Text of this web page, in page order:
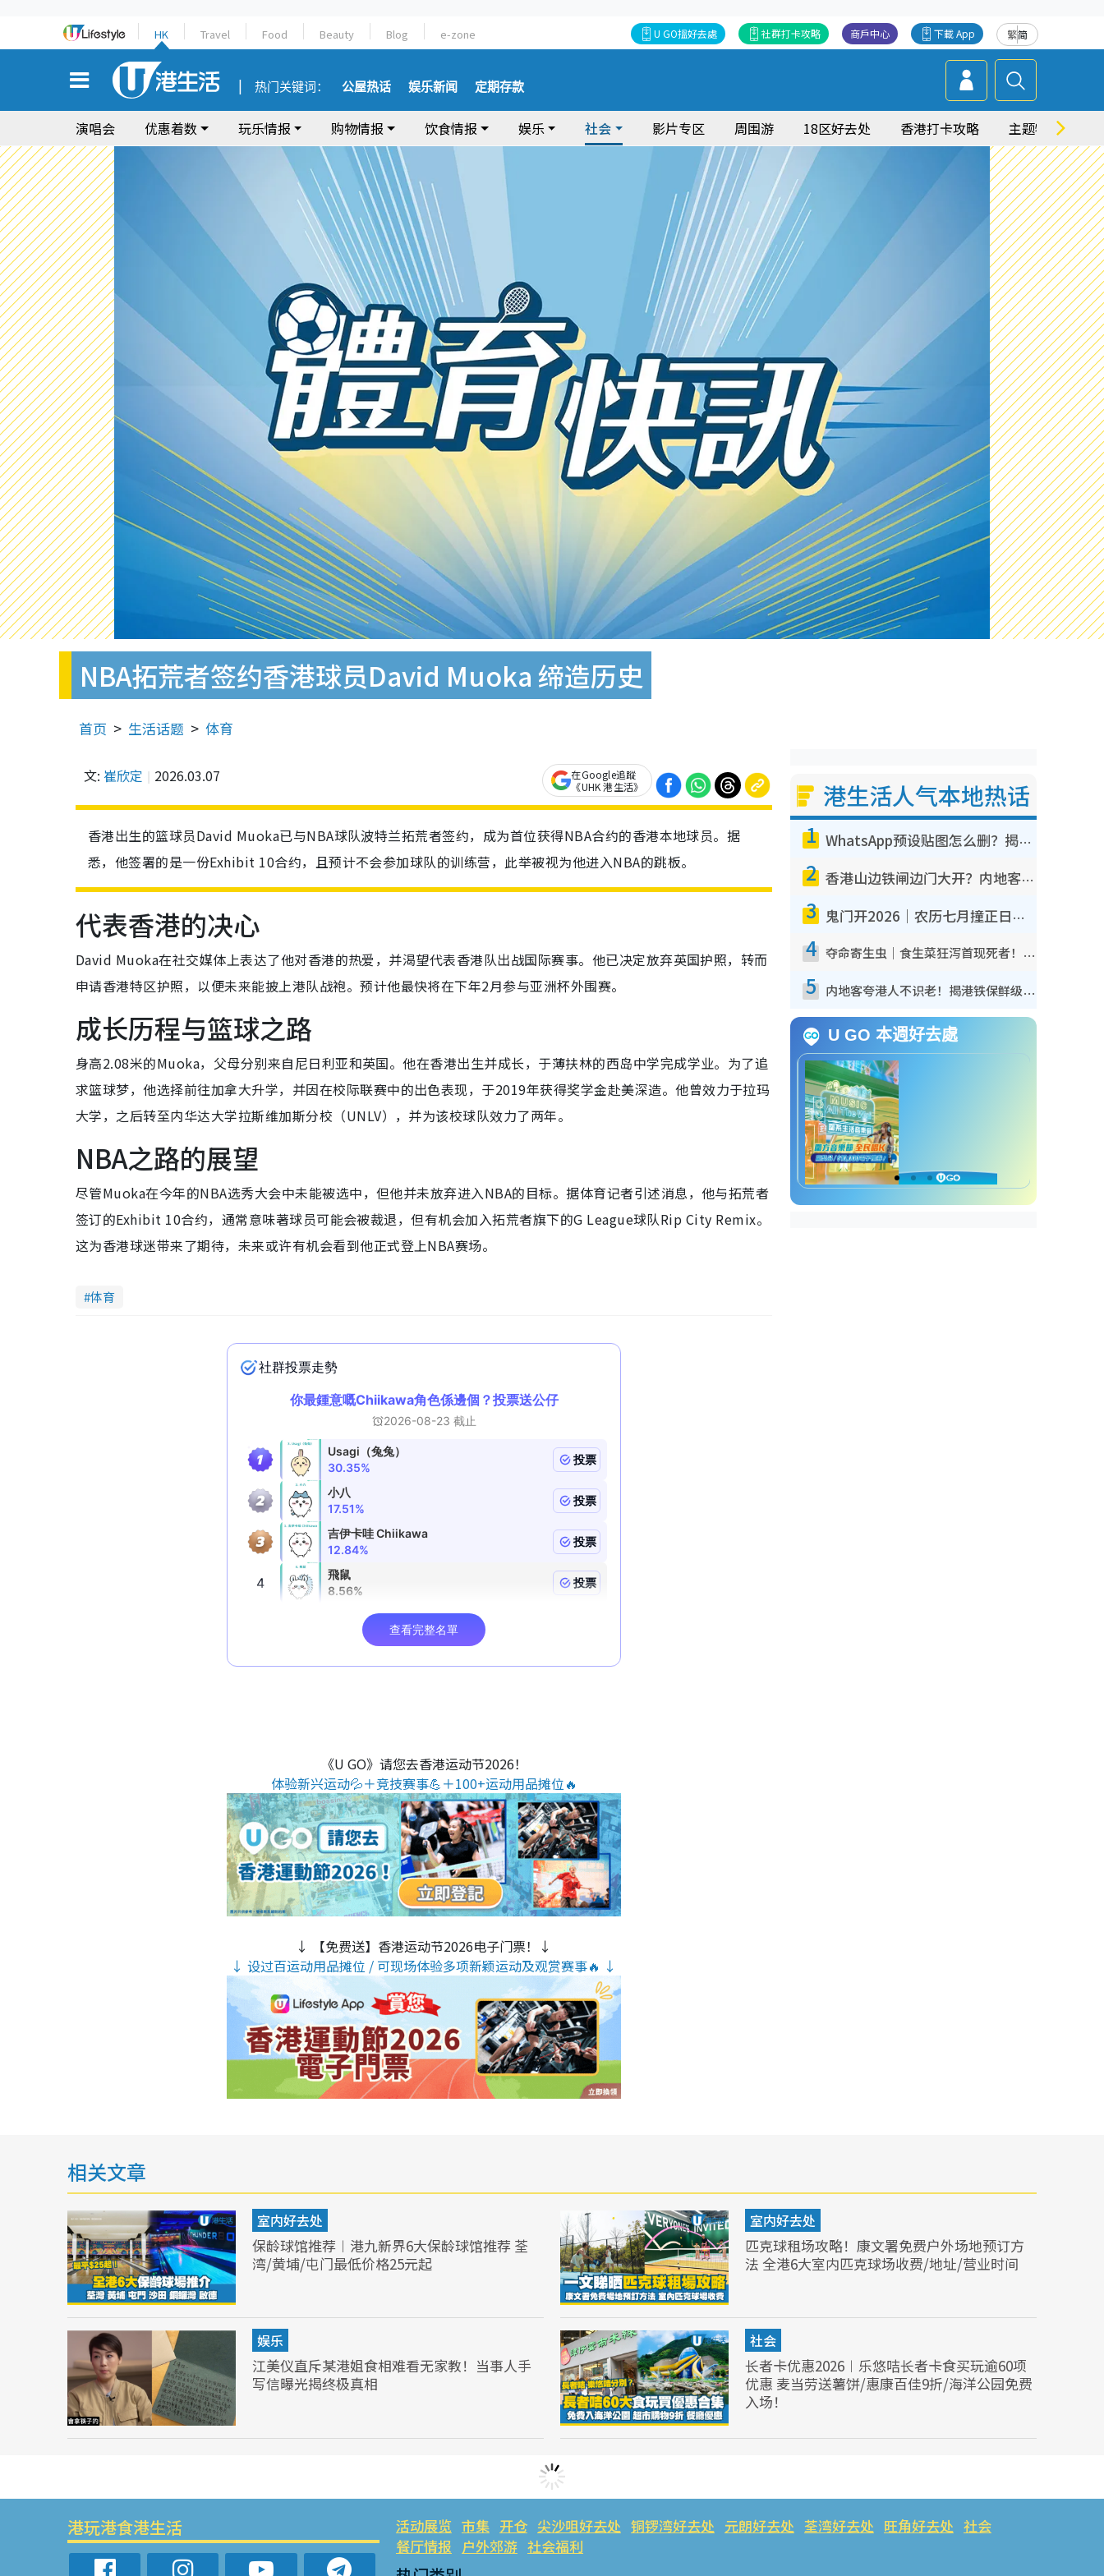
HK Travel Food Beauty Blog e-zone 繁简
下載 App
商戶中心
社群打卡攻略
U GO搵好去處
热门关键词： 公屋热话 娱乐新闻 定期存款
演唱会 优惠着数 玩乐情报 购物情报 饮食情报 娱乐 社会 影片专区 周围游 18区好去处 香港打卡攻略 主题特集
NBA拓荒者签约香港球员David Muoka 缔造历史
首页 生活话题 体育
文: 崔欣定 2026.03.07
在Google追蹤
《UHK 港生活》
香港出生的篮球员David Muoka已与NBA球队波特兰拓荒者签约，成为首位获得NBA合约的香港本地球员。据
悉，他签署的是一份Exhibit 10合约，且预计不会参加球队的训练营，此举被视为他进入NBA的跳板。
代表香港的决心
David Muoka在社交媒体上表达了他对香港的热爱，并渴望代表香港队出战国际赛事。他已决定放弃英国护照，转而
申请香港特区护照，以便未来能披上港队战袍。预计他最快将在下年2月参与亚洲杯外围赛。
成长历程与篮球之路
身高2.08米的Muoka，父母分别来自尼日利亚和英国。他在香港出生并成长，于薄扶林的西岛中学完成学业。为了追
求篮球梦，他选择前往加拿大升学，并因在校际联赛中的出色表现，于2019年获得奖学金赴美深造。他曾效力于拉玛
大学，之后转至内华达大学拉斯维加斯分校（UNLV），并为该校球队效力了两年。
NBA之路的展望
尽管Muoka在今年的NBA选秀大会中未能被选中，但他并未放弃进入NBA的目标。据体育记者引述消息，他与拓荒者
签订的Exhibit 10合约，通常意味著球员可能会被裁退，但有机会加入拓荒者旗下的G League球队Rip City Remix。
这为香港球迷带来了期待，未来或许有机会看到他正式登上NBA赛场。
体育
《U GO》请您去香港运动节2026！
体验新兴运动💦＋竞技赛事💪＋100+运动用品摊位🔥
↓ 【免费送】香港运动节2026电子门票！↓
↓ 设过百运动用品摊位 / 可现场体验多项新颖运动及观赏赛事🔥 ↓
港生活人气本地热话
1 WhatsApp预设贴图怎么删？揭秘1招“反向操作”还原简洁界面 附3步实测教程
2 香港山边铁闸边门大开？内地客困惑意义何在！网友神回复：这种叫法理性防御
3 鬼门开2026｜农历七月撞正日全食特别邪？专家警告切忌做一事！揭4大禁忌+2招保平安
4 夺命寄生虫｜食生菜狂泻首现死者！疫潮恶化录1.8万宗病例 揭洗菜3大谬误
5 内地客夸港人不识老！揭港铁保鲜级冷气 港人求放过：别投诉
U GO 本週好去處
相关文章
室内好去处
保龄球馆推荐︱港九新界6大保龄球馆推荐 荃
湾/黄埔/屯门最低价格25元起
室内好去处
匹克球租场攻略！康文署免费户外场地预订方
法 全港6大室内匹克球场收费/地址/营业时间
娱乐
江美仪直斥某港姐食相难看无家教！当事人手
写信曝光揭终极真相
社会
长者卡优惠2026︱乐悠咭长者卡食买玩逾60项
优惠 麦当劳送薯饼/惠康百佳9折/海洋公园免费
入场！
港玩港食港生活 活动展览 市集 开仓 尖沙咀好去处 铜锣湾好去处 元朗好去处 荃湾好去处 旺角好去处 社会
餐厅情报 户外郊游 社会福利